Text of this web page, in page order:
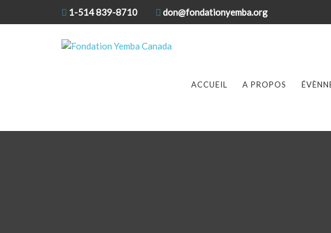
1-514 839-8710 don@fondationyemba.org
ACCUEIL A PROPOS